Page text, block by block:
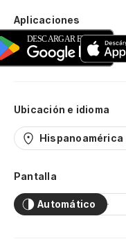
Aplicaciones
Ubicación e idioma
Hispanoamérica
Pantalla
Automático